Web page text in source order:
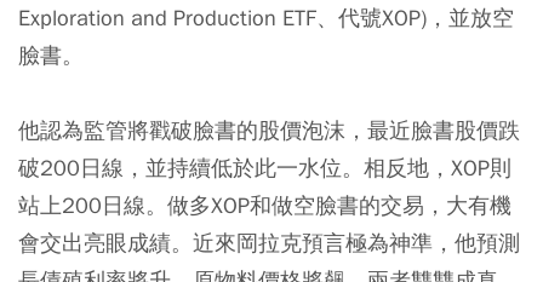
Exploration and Production ETF、代號XOP)，並放空
臉書。
他認為監管將戳破臉書的股價泡沫，最近臉書股價跌
破200日線，並持續低於此一水位。相反地，XOP則
站上200日線。做多XOP和做空臉書的交易，大有機
會交出亮眼成績。近來岡拉克預言極為神準，他預測